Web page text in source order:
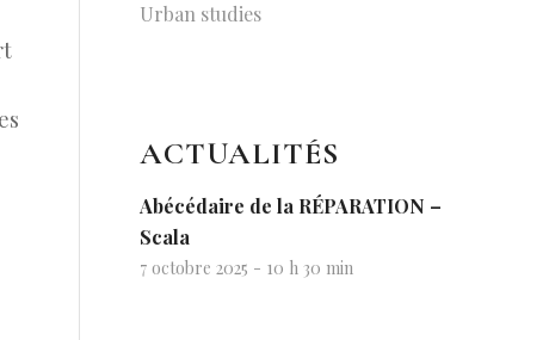
Urban studies
ACTUALITÉS
Abécédaire de la RÉPARATION –
Scala
7 octobre 2025 - 10 h 30 min